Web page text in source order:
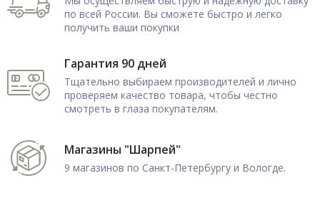
по всей России. Вы сможете быстро и легко
получить ваши покупки
Гарантия 90 дней
Тщательно выбираем производителей и лично
проверяем качество товара, чтобы честно
смотреть в глаза покупателям.
Магазины "Шарпей"
9 магазинов по Санкт-Петербургу и Вологде.